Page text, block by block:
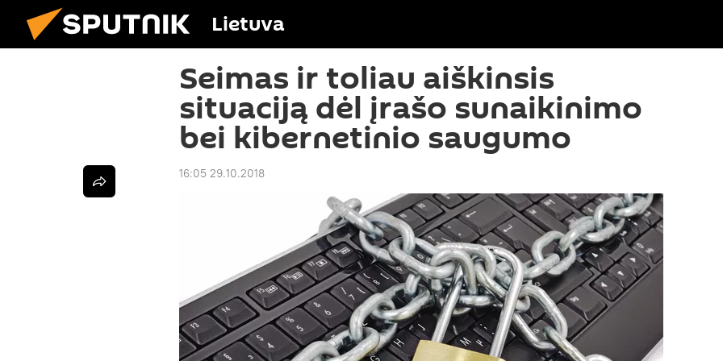
Lietuva
Seimas ir toliau aiškinsis
situaciją dėl įrašo sunaikinimo
bei kibernetinio saugumo
16:05 29.10.2018